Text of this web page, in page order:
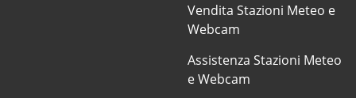
Vendita Stazioni Meteo e
Webcam
Assistenza Stazioni Meteo
e Webcam